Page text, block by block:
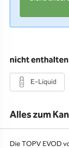
nicht
E-Liquid
Alles zum
Die TOPV EVOD